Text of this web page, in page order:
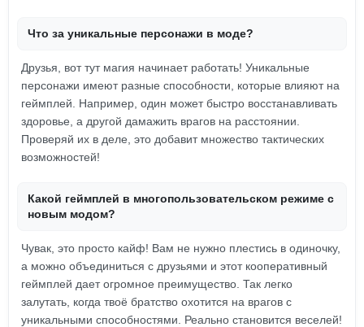
Что за уникальные персонажи в моде?
Друзья, вот тут магия начинает работать! Уникальные
персонажи имеют разные способности, которые влияют на
геймплей. Например, один может быстро восстанавливать
здоровье, а другой дамажить врагов на расстоянии.
Проверяй их в деле, это добавит множество тактических
возможностей!
Какой геймплей в многопользовательском режиме с
новым модом?
Чувак, это просто кайф! Вам не нужно плестись в одиночку,
а можно объединиться с друзьями и этот кооперативный
геймплей дает огромное преимущество. Так легко
залутать, когда твоё братство охотится на врагов с
уникальными способностями. Реально становится веселей!